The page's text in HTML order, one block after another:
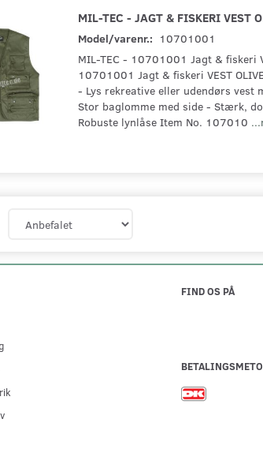
MIL-TEC - JAGT & FISKERI VEST
Model/varenr.: 10701001
MIL-TEC - 10701001 Jagt & fiskeri
10701001 Jagt & fiskeri VEST
- Lys rekreative eller udendørs vest
Stor baglomme med side - Stærk,
Robuste lynlåse Item No. 107010
FIND OS PÅ